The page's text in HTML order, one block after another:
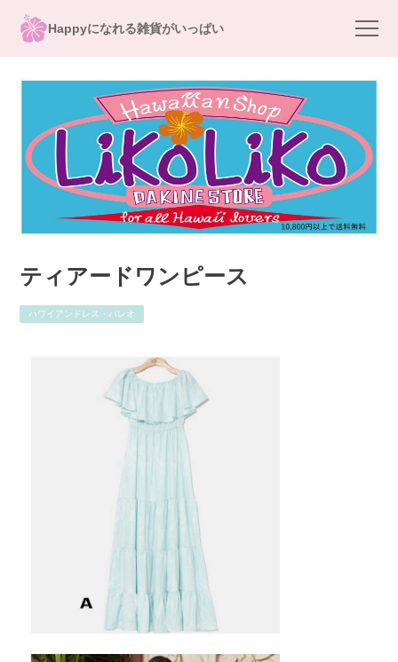
Happyになれる雑貨がいっぱい
ティアードワンピース
ハワイアンドレス・パレオ